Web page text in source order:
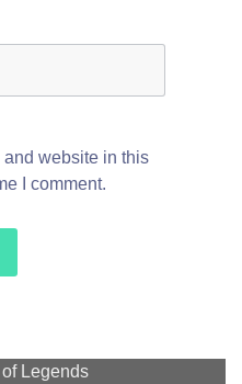
website in this
I comment.
Legends